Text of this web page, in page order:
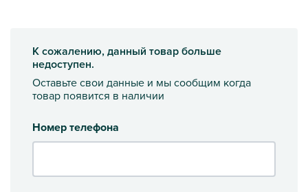
К сожалению, данный товар больше
недоступен.
Оставьте свои данные и мы сообщим когда
товар появится в наличии
Номер телефона